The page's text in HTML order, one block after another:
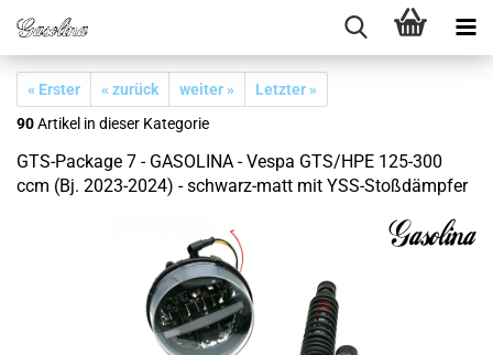
« Erster « zurück weiter »
Letzter »
90Artikel in dieser Kategorie
GTS-Package 7 - GASOLINA - Vespa GTS/HPE 125-300
ccm (Bj. 2023-2024) - schwarz-matt mit YSS-Stoßdämpfer